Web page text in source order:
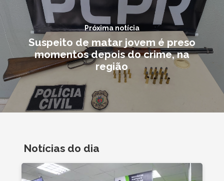
Próxima notícia
Suspeito de matar jovem é preso
momentos depois do crime, na
região
Notícias do dia